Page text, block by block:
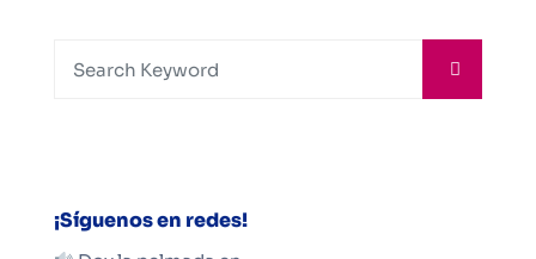
¡Síguenos en redes!